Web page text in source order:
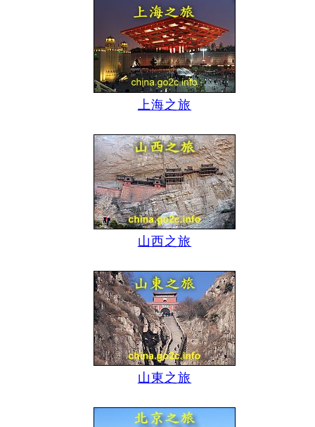
上海之旅
山西之旅
山東之旅